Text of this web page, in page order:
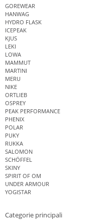
GOREWEAR
HANWAG
HYDRO FLASK
ICEPEAK
KJUS
LEKI
LOWA
MAMMUT
MARTINI
MERU
NIKE
ORTLIEB
OSPREY
PEAK PERFORMANCE
PHENIX
POLAR
PUKY
RUKKA
SALOMON
SCHÖFFEL
SKINY
SPIRIT OF OM
UNDER ARMOUR
YOGISTAR
Categorie principali